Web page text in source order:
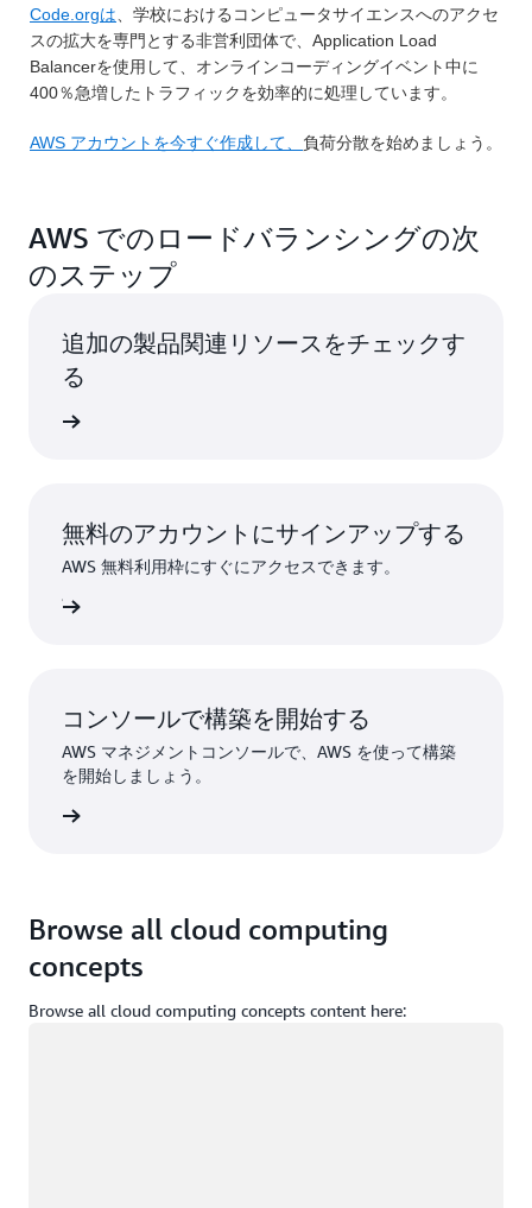
Code.orgは、学校におけるコンピュータサイエンスへのアクセ
スの拡大を専門とする非営利団体で、Application Load
Balancerを使用して、オンラインコーディングイベント中に
400％急増したトラフィックを効率的に処理しています。
AWS アカウントを今すぐ作成して、 負荷分散を始めましょう。
AWS でのロードバランシングの次
のステップ
追加の製品関連リソースをチェックす
る
無料のアカウントにサインアップする
AWS 無料利用枠にすぐにアクセスできます。
コンソールで構築を開始する
AWS マネジメントコンソールで、AWS を使って構築
を開始しましょう。
Browse all cloud computing
concepts
Browse all cloud computing concepts content here: